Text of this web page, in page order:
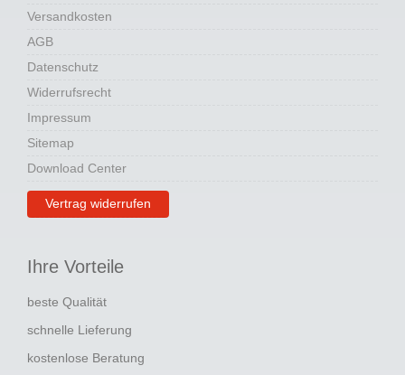
Versandkosten
AGB
Datenschutz
Widerrufsrecht
Impressum
Sitemap
Download Center
Vertrag widerrufen
Ihre Vorteile
beste Qualität
schnelle Lieferung
kostenlose Beratung